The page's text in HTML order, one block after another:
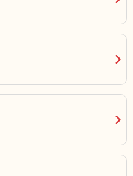
chevron_right
chevron_right